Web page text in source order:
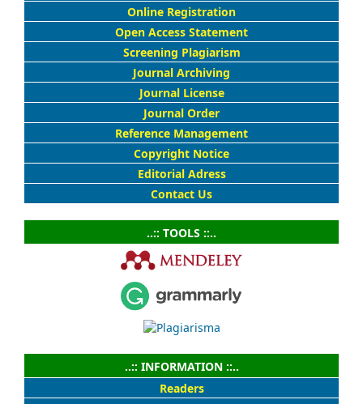
Online Registration
Open Access Statement
Screening Plagiarism
Journal Archiving
Journal License
Journal Order
Reference Management
Copyright Notice
Editorial Adress
Contact Us
..:: TOOLS ::..
..:: INFORMATION ::..
Readers